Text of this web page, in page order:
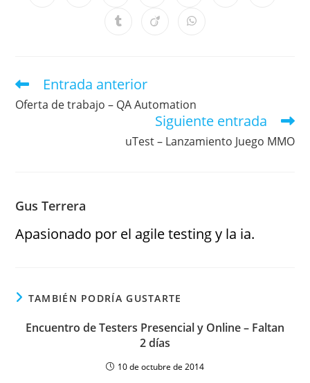
Entrada anterior
Oferta de trabajo – QA Automation
Siguiente entrada
uTest – Lanzamiento Juego MMO
Gus Terrera
Apasionado por el agile testing y la ia.
TAMBIÉN PODRÍA GUSTARTE
Encuentro de Testers Presencial y Online – Faltan
2 días
10 de octubre de 2014